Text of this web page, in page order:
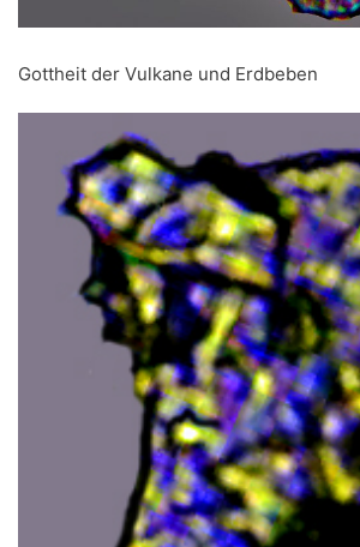
Gottheit der Vulkane und Erdbeben